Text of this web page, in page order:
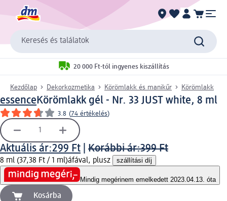
Keresés és találatok
20 000 Ft-tól ingyenes kiszállítás
Kezdőlap Dekorkozmetika Körömlakk és manikűr Körömlakk
essence Körömlakk gél - Nr. 33 JUST white, 8 ml
3.8 (74 értékelés)
Aktuális ár:299 Ft Korábbi ár:399 Ft
8 ml (37,38 Ft / 1 ml)áfával, plusz szállítási díj
Mindig megérinem emelkedett 2023.04.13. óta
Kosárba